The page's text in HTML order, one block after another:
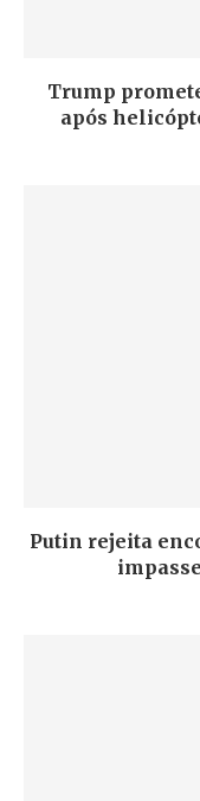
Trump
após
Putin rejeita